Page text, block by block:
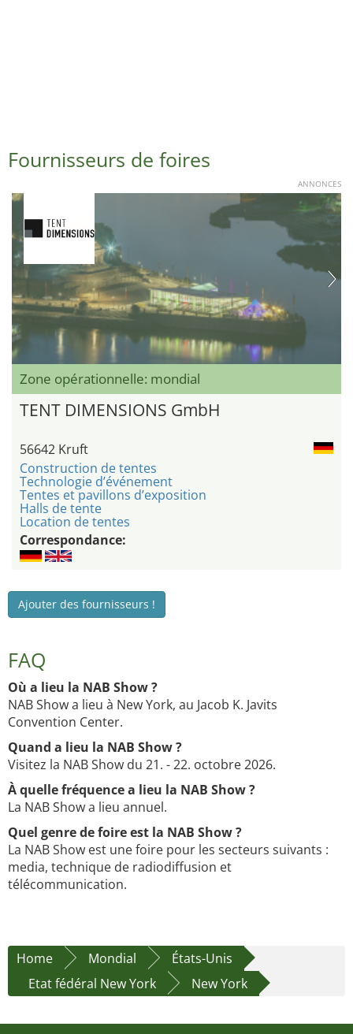
Fournisseurs de foires
ANNONCES
Zone opérationnelle: mondial
TENT DIMENSIONS GmbH
56642 Kruft
Construction de tentes
Technologie d’événement
Tentes et pavillons d’exposition
Halls de tente
Location de tentes
Correspondance:
Ajouter des fournisseurs !
FAQ
Où a lieu la NAB Show ?
NAB Show a lieu à New York, au Jacob K. Javits
Convention Center.
Quand a lieu la NAB Show ?
Visitez la NAB Show du 21. - 22. octobre 2026.
À quelle fréquence a lieu la NAB Show ?
La NAB Show a lieu annuel.
Quel genre de foire est la NAB Show ?
La NAB Show est une foire pour les secteurs suivants :
media, technique de radiodiffusion et
télécommunication.
Home Mondial
États-Unis
Etat fédéral New York
New York